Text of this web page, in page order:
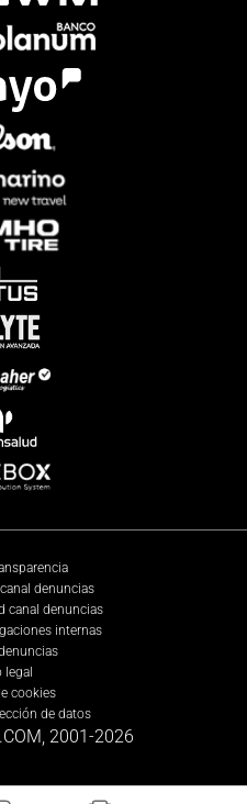
denuncias
canal denuncias
internas
legal
cookies
de datos
2001-2026